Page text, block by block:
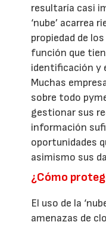
resultaría casi
‘nube’ acarrea
propiedad de
función que
identificación y
Muchas
sobre todo
gestionar sus
información
oportunidades
asimismo sus
¿Cómo
El uso de la
amenazas de